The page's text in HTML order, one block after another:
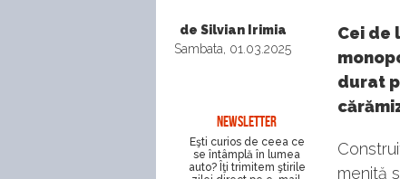
de Silvian Irimia
Sambata, 01.03.2025
NEWSLETTER
Eşti curios de ceea ce
se întâmplă în lumea
auto? Îţi trimitem ştirile
Cei de
durat
menită